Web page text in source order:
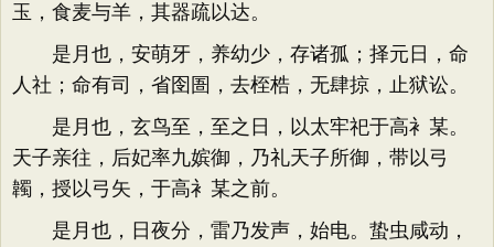
玉，食麦与羊，其器疏以达。
是月也，安萌牙，养幼少，存诸孤；择元日，命
人社；命有司，省囹圄，去桎梏，无肆掠，止狱讼。
是月也，玄鸟至，至之日，以太牢祀于高衤某。
天子亲往，后妃率九嫔御，乃礼天子所御，带以弓
韣，授以弓矢，于高衤某之前。
是月也，日夜分，雷乃发声，始电。蛰虫咸动，